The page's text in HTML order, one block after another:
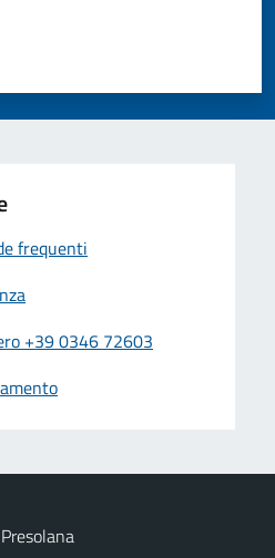
su 5
su 5
frequenti
+39 0346 72603